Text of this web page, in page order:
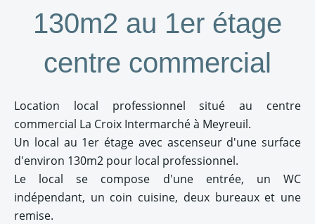
130m2 au 1er étage
centre commercial
Location local professionnel situé au centre
commercial La Croix Intermarché à Meyreuil.
Un local au 1er étage avec ascenseur d'une surface
d'environ 130m2 pour local professionnel.
Le local se compose d'une entrée, un WC
indépendant, un coin cuisine, deux bureaux et une
remise.